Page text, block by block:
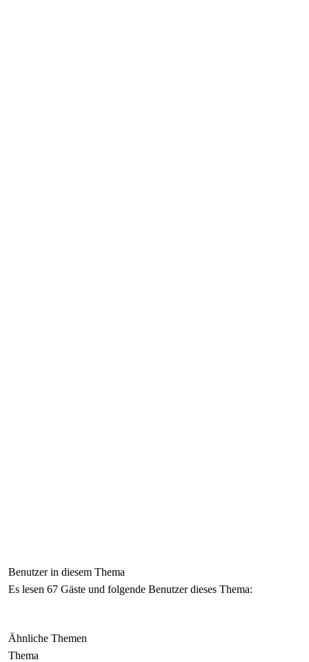
Benutzer in diesem Thema
Es lesen 67 Gäste und folgende Benutzer dieses Thema:
Ähnliche Themen
Thema